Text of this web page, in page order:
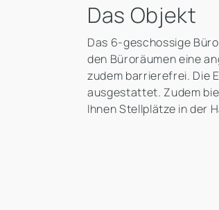
Das Objekt
Das 6-geschossige
den Büroräumen eine
zudem barrierefrei. Die
ausgestattet. Zudem
Ihnen Stellplätze in der